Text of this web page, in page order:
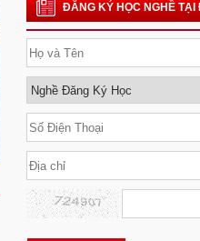
ĐĂNG KÝ HỌC NGHỀ TẠI